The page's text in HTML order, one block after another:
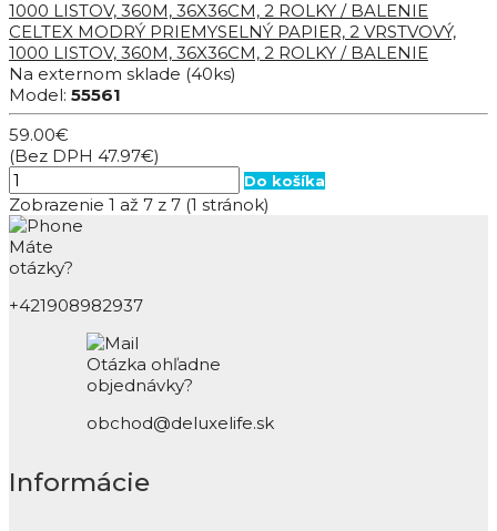
CELTEX MODRÝ PRIEMYSELNÝ PAPIER, 2 VRSTVOVÝ,
1000 LISTOV, 360M, 36X36CM, 2 ROLKY / BALENIE
Na externom sklade (40ks)
Model: 55561
59.00€
(Bez DPH 47.97€)
Do košíka
Zobrazenie 1 až 7 z 7 (1 stránok)
Máte
otázky?
+421908982937
Otázka ohľadne
objednávky?
obchod@deluxelife.sk
Informácie